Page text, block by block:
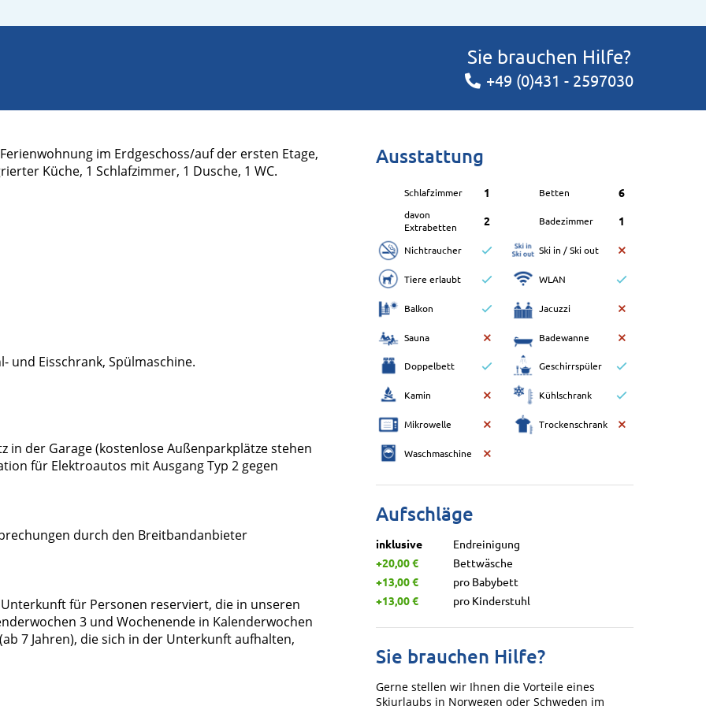
Sie brauchen Hilfe?
+49 (0)431 - 2597030
im Erdgeschoss/auf der ersten Etage,
Küche, 1 Schlafzimmer, 1 Dusche, 1 WC.
und Eisschrank, Spülmaschine.
in der Garage (kostenlose Außenparkplätze stehen
für Elektroautos mit Ausgang Typ 2 gegen
durch den Breitbandanbieter
für Personen reserviert, die in unseren
3 und Wochenende in Kalenderwochen
7 Jahren), die sich in der Unterkunft aufhalten,
Ausstattung
Schlafzimmer 1 Betten 6
davon
Extrabetten
2 Badezimmer 1
Nichtraucher Ski in / Ski out
Tiere erlaubt WLAN
Balkon Jacuzzi
Sauna Badewanne
Doppelbett Geschirrspüler
Kamin Kühlschrank
Mikrowelle Trockenschrank
Waschmaschine
Aufschläge
inklusive
Endreinigung
+20,00 €
Bettwäsche
+13,00 €
pro Babybett
+13,00 €
pro Kinderstuhl
Sie brauchen Hilfe?
Gerne stellen wir Ihnen die Vorteile eines
Skiurlaubs in Norwegen oder Schweden im